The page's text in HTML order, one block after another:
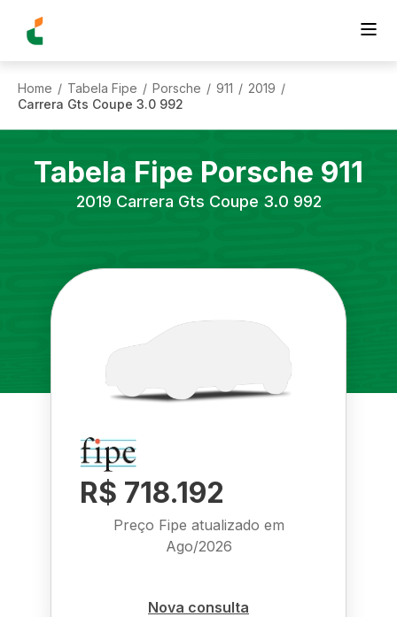
Home / Tabela Fipe / Porsche / 911 / 2019 /
Carrera Gts Coupe 3.0 992
Tabela Fipe Porsche 911
2019 Carrera Gts Coupe 3.0 992
R$ 718.192
Preço Fipe atualizado em
Ago/2026
Nova consulta